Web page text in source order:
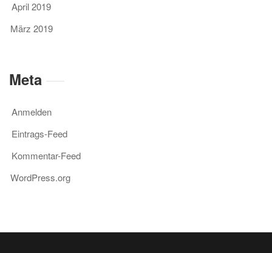
April 2019
März 2019
Meta
Anmelden
Eintrags-Feed
Kommentar-Feed
WordPress.org